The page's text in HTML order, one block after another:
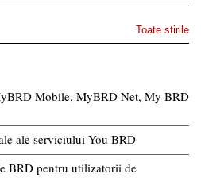
Toate stirile
Mobile, MyBRD Net, My BRD
ale serviciului You BRD
BRD pentru utilizatorii de